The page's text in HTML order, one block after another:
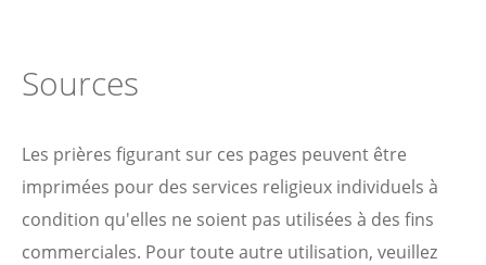
Sources
Les prières figurant sur ces pages peuvent être
imprimées pour des services religieux individuels à
condition qu'elles ne soient pas utilisées à des fins
commerciales. Pour toute autre utilisation, veuillez